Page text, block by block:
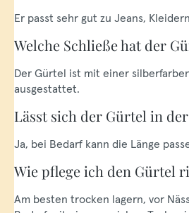
Er passt sehr gut zu Jeans,
Welche Schließe hat der
Der Gürtel ist mit einer
ausgestattet.
Lässt sich der Gürtel in
Ja, bei Bedarf kann die Länge
Wie pflege ich den Gürtel
Am besten trocken lagern, vor